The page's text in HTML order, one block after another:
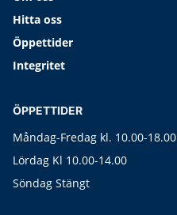
Hitta oss
Öppettider
Integritet
ÖPPETTIDER
Måndag-Fredag kl. 10.00-18.00
Lördag Kl 10.00-14.00
Söndag Stängt